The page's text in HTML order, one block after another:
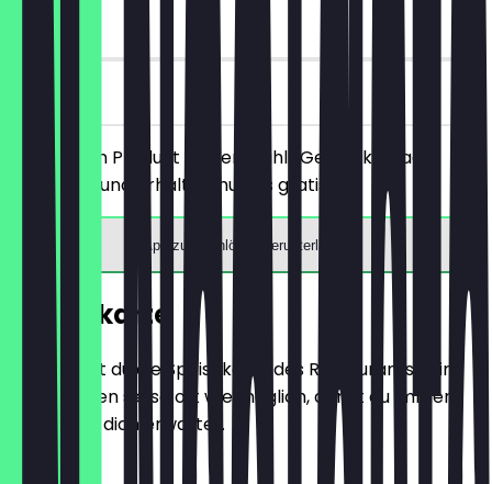
vor Ort
Bestelle ein Produkt deiner Wahl (Getränk, Snack,
Poutine,…) und erhalte Churros gratis.
App zum Einlösen herunterladen
Speisekarte
Hier findest du die Speisekarte des Restaurants. Wir
aktualisieren sie so oft wie möglich, damit du immer
weißt, was dich erwartet.
POUTINE